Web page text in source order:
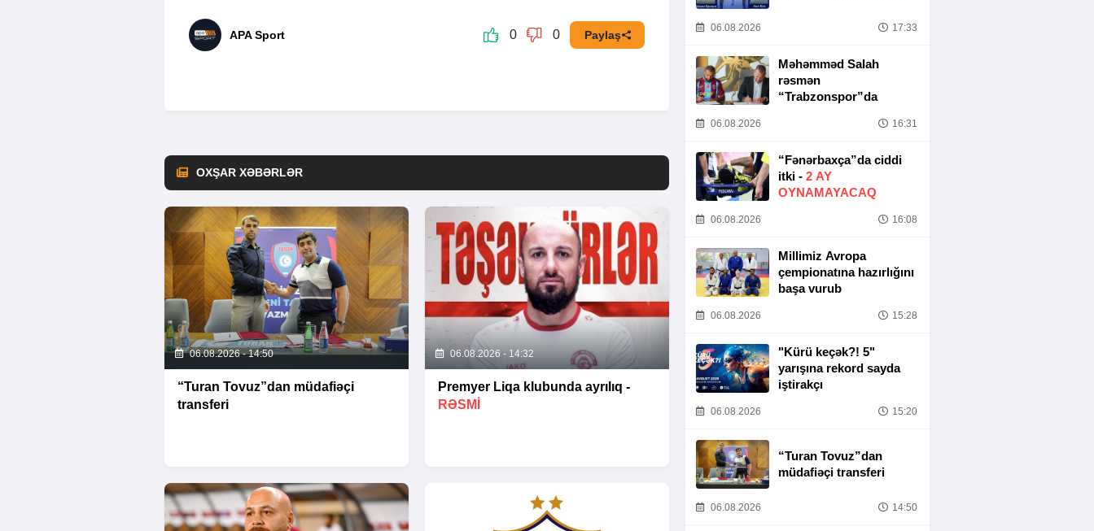
APA Sport 0 0 Paylaş
OXŞAR XƏBƏRLƏR
06.08.2026 - 14:50
“Turan Tovuz”dan müdafiəçi
transferi
06.08.2026 - 14:32
Premyer Liqa klubunda ayrılıq -
RƏSMİ
06.08.2026 17:33
Məhəmməd Salah
rəsmən
“Trabzonspor”da
06.08.2026 16:31
“Fənərbaxça”da ciddi
itki - 2 AY
OYNAMAYACAQ
06.08.2026 16:08
Millimiz Avropa
çempionatına hazırlığını
başa vurub
06.08.2026 15:28
"Kürü keçək?! 5"
yarışına rekord sayda
iştirakçı
06.08.2026 15:20
“Turan Tovuz”dan
müdafiəçi transferi
06.08.2026 14:50